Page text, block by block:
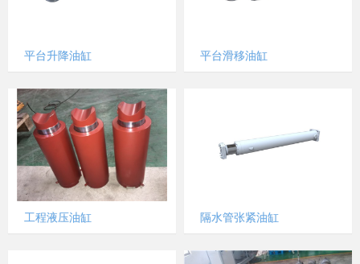
平台升降油缸 平台滑移油缸
工程液压油缸 隔水管张紧油缸